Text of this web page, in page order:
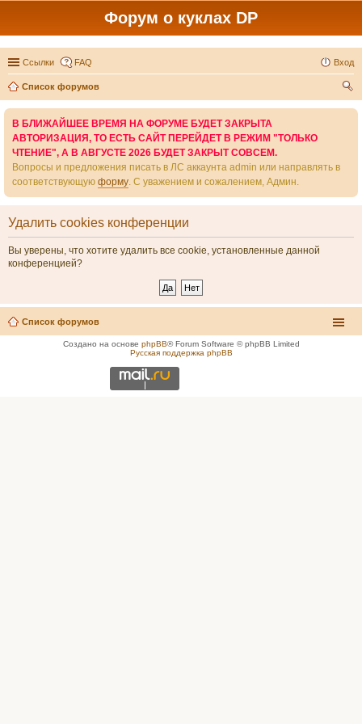
Форум о куклах DP
Ссылки FAQ Вход
Список форумов
В БЛИЖАЙШЕЕ ВРЕМЯ НА ФОРУМЕ БУДЕТ ЗАКРЫТА
АВТОРИЗАЦИЯ, ТО ЕСТЬ САЙТ ПЕРЕЙДЕТ В РЕЖИМ "ТОЛЬКО
ЧТЕНИЕ", А В АВГУСТЕ 2026 БУДЕТ ЗАКРЫТ СОВСЕМ.
Вопросы и предложения писать в ЛС аккаунта admin или направлять в
соответствующую форму. С уважением и сожалением, Админ.
Удалить cookies конференции
Вы уверены, что хотите удалить все cookie, установленные данной
конференцией?
Список форумов
Создано на основе phpBB® Forum Software © phpBB Limited
Русская поддержка phpBB